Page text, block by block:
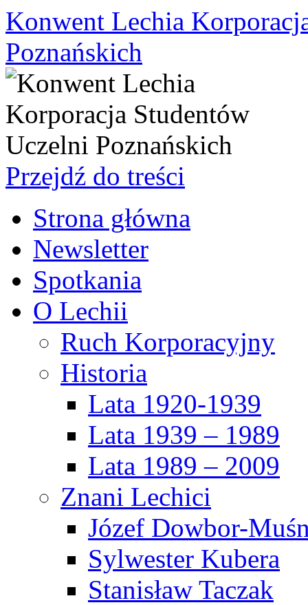
Konwent Lechia
Poznańskich
Przejdź do treści
Strona główna
Newsletter
Spotkania
O Lechii
Ruch Korporacyjny
Historia
Lata 1920-1939
Lata 1939 – 1989
Lata 1989 – 2009
Znani Lechici
Józef Dowbor-
Sylwester Kubera
Stanisław Taczak